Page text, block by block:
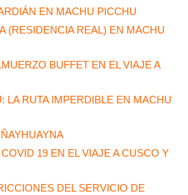
EN MACHU PICCHU
(RESIDENCIA REAL) EN MACHU
BUFFET EN EL VIAJE A
LA RUTA IMPERDIBLE EN MACHU
19 EN EL VIAJE A CUSCO Y
DEL SERVICIO DE